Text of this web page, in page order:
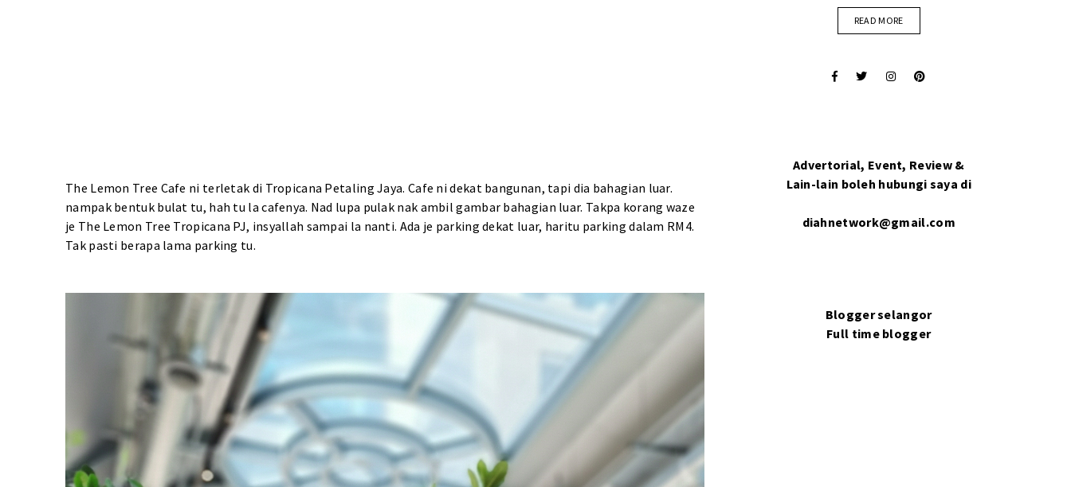
The Lemon Tree Cafe ni terletak di Tropicana Petaling Jaya. Cafe ni dekat bangunan, tapi dia bahagian luar.
nampak bentuk bulat tu, hah tu la cafenya. Nad lupa pulak nak ambil gambar bahagian luar. Takpa korang waze
je The Lemon Tree Tropicana PJ, insyallah sampai la nanti. Ada je parking dekat luar, haritu parking dalam RM4.
Tak pasti berapa lama parking tu.
READ MORE
Advertorial, Event, Review &
Lain-lain boleh hubungi saya di
diahnetwork@gmail.com
Blogger selangor
Full time blogger